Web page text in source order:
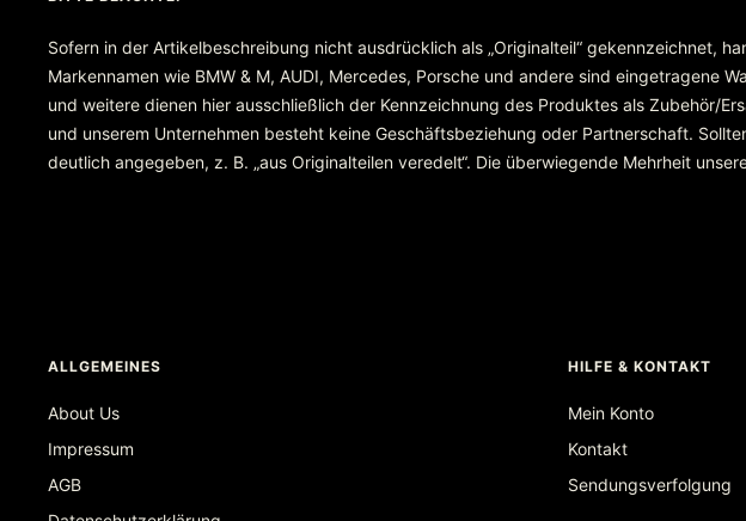
Sofern in der Artikelbeschreibung nicht ausdrücklich als „Originalteil“ gekennzeichnet,
Markennamen wie BMW & M, AUDI, Mercedes, Porsche und andere sind eingetragene
und weitere dienen hier ausschließlich der Kennzeichnung des Produktes als Zubehör/
und unserem Unternehmen besteht keine Geschäftsbeziehung oder Partnerschaft.
deutlich angegeben, z. B. „aus Originalteilen veredelt“. Die überwiegende Mehrheit
ALLGEMEINES
About Us
Impressum
AGB
HILFE & KONTAKT
Mein Konto
Kontakt
Sendungsverfolgung